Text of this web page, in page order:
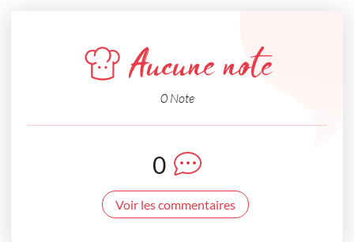
Aucune note
0 Note
0
Voir les commentaires